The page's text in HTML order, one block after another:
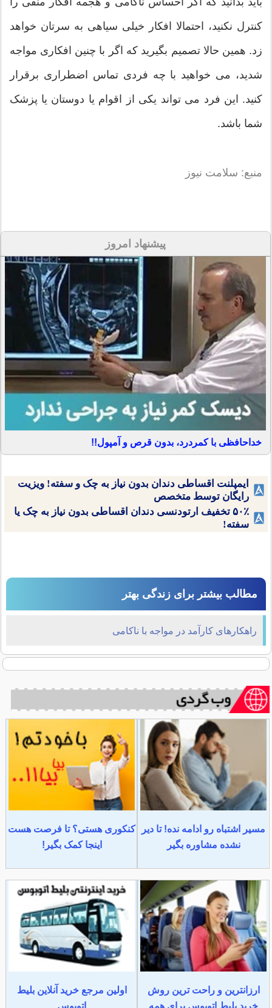
کنترل نکنید، احتمالا افکار خیلی سیاهی به سرتان خواهد
زد. همین حالا تصمیم بگیرید که اگر با چنین افکاری مواجه
شدید، می خواهید با چه فردی تماس اضطراری برقرار
کنید. این فرد می ‌تواند یکی از اقوام یا دوستان یا پزشک
شما باشد.
منبع: سلامت نیوز
پیشنهاد امروز
خداحافظی با کمردرد، بدون قرص و آمپول!!
ایمپلنت اقساطی دندان بدون نیاز به چک و سفته! ویزیت
رایگان توسط متخصص
۵۰٪ تخفیف ارتودنسی دندان اقساطی بدون نیاز به چک یا
سفته!
مطالب بیشتر برای زندگی بهتر
راهکارهای کارآمد در مواجه با ناکامی
مسیر اشتباه رو ادامه نده! تا دیر
نشده مشاوره بگیر
کنکوری هستی؟ تا فرصت هست
اینجا کمک بگیر!
ارزانترین و راحت ترین روش
خرید بلیط اتوبوس برای همه
اولین مرجع خرید آنلاین بلیط
اتوبوس